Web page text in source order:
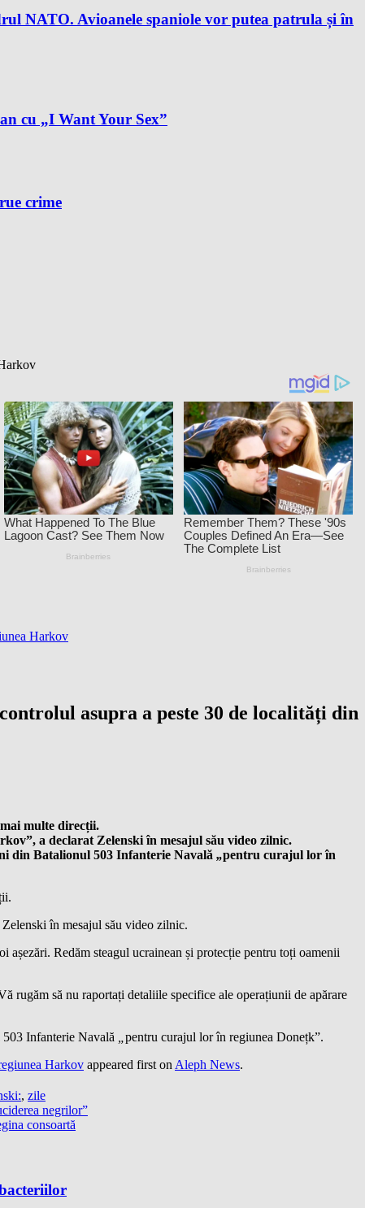
NATO. Avioanele spaniole vor putea patrula și în
cu „I Want Your Sex”
crime
Harkov
asupra a peste 30 de localități din
multe direcții.
a declarat Zelenski în mesajul său video zilnic.
din Batalionul 503 Infanterie Navală „pentru curajul lor în
Zelenski în mesajul său video zilnic.
așezări. Redăm steagul ucrainean și protecție pentru toți oamenii
rugăm să nu raportați detaliile specifice ale operațiunii de apărare
Infanterie Navală „pentru curajul lor în regiunea Donețk”.
Harkov appeared first onAleph News.
, zile
negrilor”
consoartă